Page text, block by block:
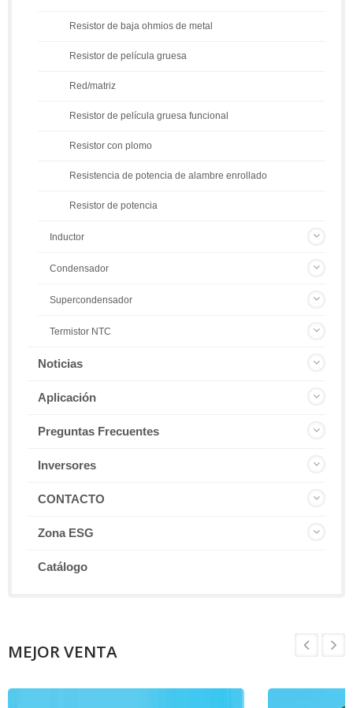
Resistor de baja ohmios de metal
Resistor de película gruesa
Red/matriz
Resistor de película gruesa funcional
Resistor con plomo
Resistencia de potencia de alambre enrollado
Resistor de potencia
Inductor
Condensador
Supercondensador
Termistor NTC
Noticias
Aplicación
Preguntas Frecuentes
Inversores
CONTACTO
Zona ESG
Catálogo
MEJOR VENTA